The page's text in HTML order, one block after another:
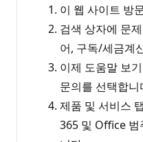
이 웹 사이트 방
검색 상자에 문
어, 구독/세금계
이제 도움말 보
문의를 선택합니
제품 및 서비스
365 및 Office 범